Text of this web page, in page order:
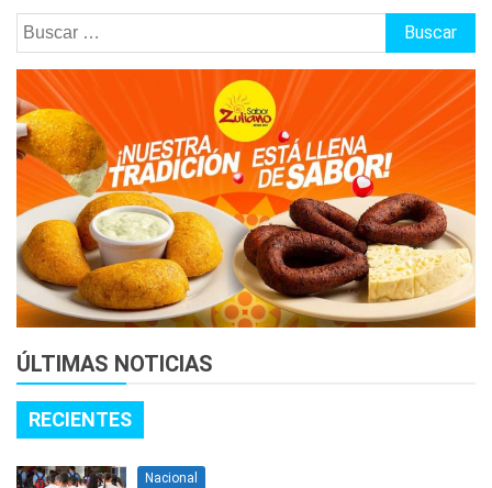
Buscar:
ÚLTIMAS NOTICIAS
RECIENTES
Nacional